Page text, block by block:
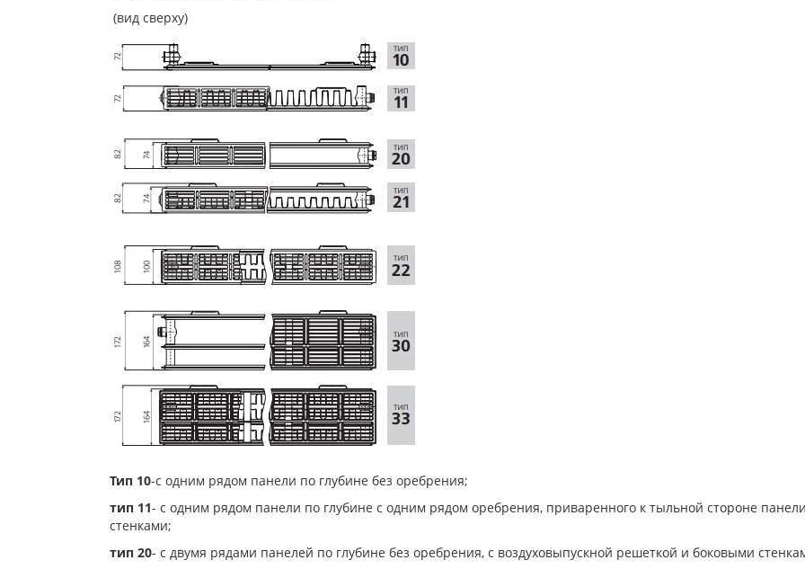
(вид сверху)
Тип 10-с одним рядом панели по глубине без оребрения;
тип 11- с одним рядом панели по глубине с одним рядом оребрения, приваренного к тыльной стороне
стенками;
тип 20- с двумя рядами панелей по глубине без оребрения, с воздуховыпускной решеткой и боковыми